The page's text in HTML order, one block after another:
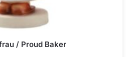
/ Proud Baker